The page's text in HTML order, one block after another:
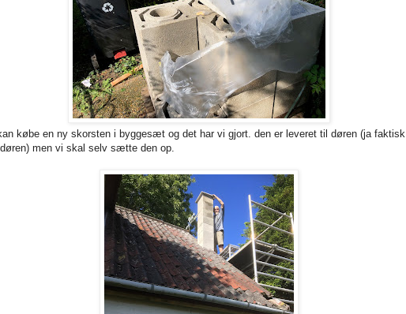
købe en ny skorsten i byggesæt og det har vi gjort. den er leveret til døren (ja faktisk
men vi skal selv sætte den op.